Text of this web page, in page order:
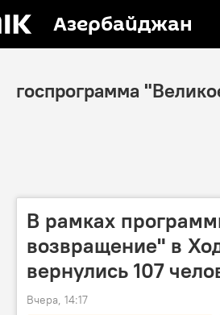
Азербайджан
госпрограмма
В рамках
возвращение" в
вернулись 107
Вчера, 14:17